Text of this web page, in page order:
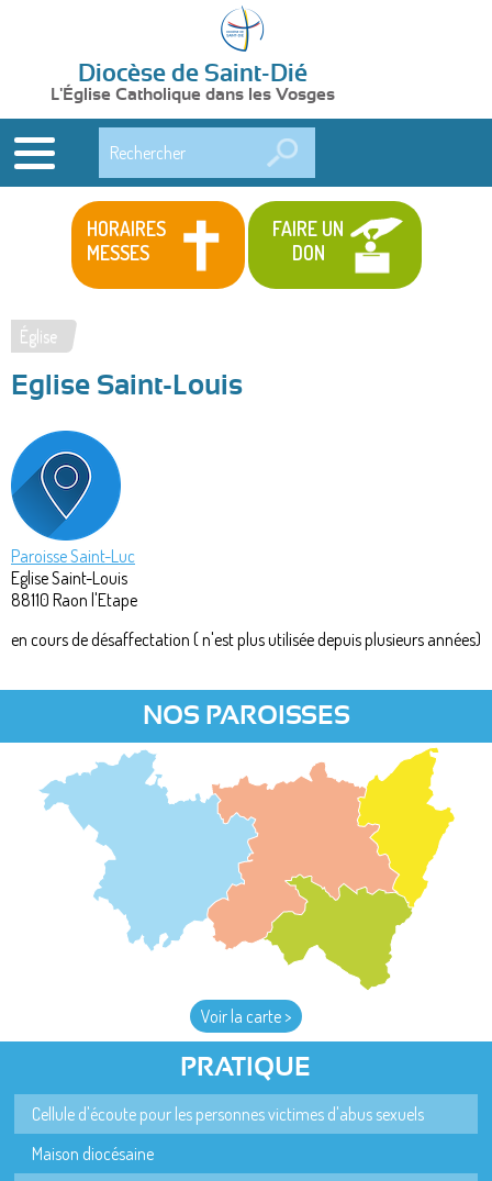
Diocèse de Saint-Dié
L'Église Catholique dans les Vosges
HORAIRES
MESSES
FAIRE UN
DON
Vous
êtes
ici
Église
Eglise Saint-Louis
Paroisse Saint-Luc
Eglise Saint-Louis
88110 Raon l'Etape
en cours de désaffectation ( n'est plus utilisée depuis plusieurs années)
NOS PAROISSES
Voir la carte >
PRATIQUE
Cellule d'écoute pour les personnes victimes d'abus sexuels
Maison diocésaine